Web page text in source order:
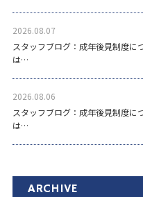
2026.08.07
スタッフブログ：成年後見制度に
は…
2026.08.06
スタッフブログ：成年後見制度に
は…
ARCHIVE